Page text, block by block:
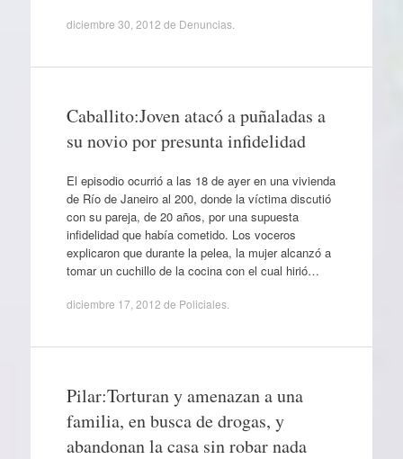
diciembre 30, 2012 de Denuncias.
Caballito:Joven atacó a puñaladas a
su novio por presunta infidelidad
El episodio ocurrió a las 18 de ayer en una vivienda
de Río de Janeiro al 200, donde la víctima discutió
con su pareja, de 20 años, por una supuesta
infidelidad que había cometido. Los voceros
explicaron que durante la pelea, la mujer alcanzó a
tomar un cuchillo de la cocina con el cual hirió…
diciembre 17, 2012 de Policiales.
Pilar:Torturan y amenazan a una
familia, en busca de drogas, y
abandonan la casa sin robar nada